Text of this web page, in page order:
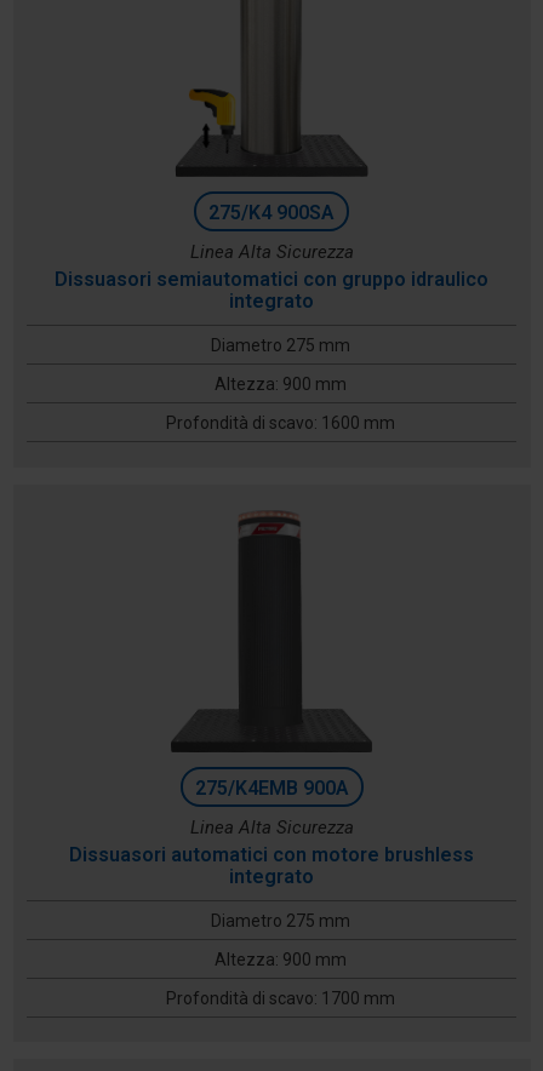
275/K4 900SA
Linea Alta Sicurezza
Dissuasori semiautomatici con gruppo idraulico
integrato
Diametro 275 mm
Altezza: 900 mm
Profondità di scavo: 1600 mm
275/K4EMB 900A
Linea Alta Sicurezza
Dissuasori automatici con motore brushless
integrato
Diametro 275 mm
Altezza: 900 mm
Profondità di scavo: 1700 mm